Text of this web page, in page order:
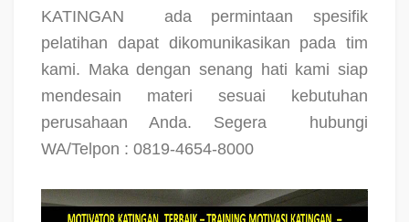
KATINGAN
ada permintaan spesifik
pelatihan dapat dikomunikasikan pada tim
kami. Maka dengan senang hati kami siap
mendesain materi sesuai kebutuhan
perusahaan Anda. Segera
hubungi
WA/Telpon : 0819-4654-8000